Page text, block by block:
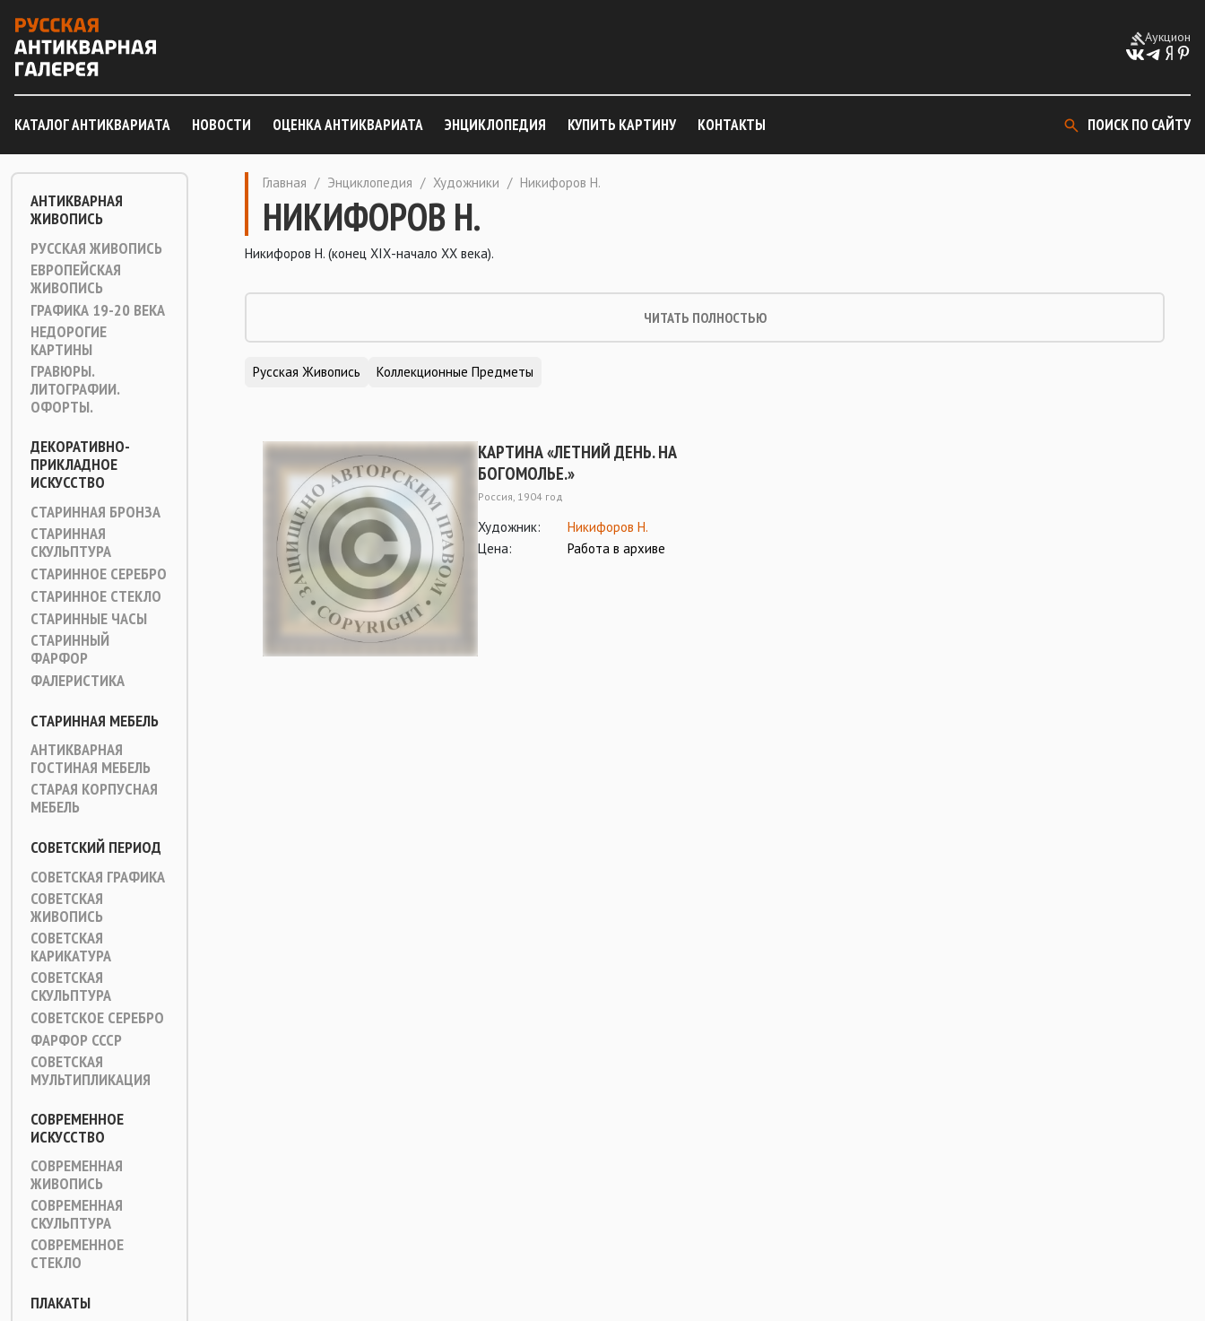
Аукцион
КАТАЛОГ АНТИКВАРИАТА НОВОСТИ ОЦЕНКА АНТИКВАРИАТА ЭНЦИКЛОПЕДИЯ КУПИТЬ КАРТИНУ КОНТАКТЫ ПОИСК ПО САЙТУ
АНТИКВАРНАЯ
ЖИВОПИСЬ
РУССКАЯ ЖИВОПИСЬ
ЕВРОПЕЙСКАЯ
ЖИВОПИСЬ
ГРАФИКА 19-20 ВЕКА
НЕДОРОГИЕ
КАРТИНЫ
ГРАВЮРЫ.
ЛИТОГРАФИИ.
ОФОРТЫ.
ДЕКОРАТИВНО-
ПРИКЛАДНОЕ
ИСКУССТВО
СТАРИННАЯ БРОНЗА
СТАРИННАЯ
СКУЛЬПТУРА
СТАРИННОЕ СЕРЕБРО
СТАРИННОЕ СТЕКЛО
СТАРИННЫЕ ЧАСЫ
СТАРИННЫЙ
ФАРФОР
ФАЛЕРИСТИКА
СТАРИННАЯ МЕБЕЛЬ
АНТИКВАРНАЯ
ГОСТИНАЯ МЕБЕЛЬ
СТАРАЯ КОРПУСНАЯ
МЕБЕЛЬ
СОВЕТСКИЙ ПЕРИОД
СОВЕТСКАЯ ГРАФИКА
СОВЕТСКАЯ
ЖИВОПИСЬ
СОВЕТСКАЯ
КАРИКАТУРА
СОВЕТСКАЯ
СКУЛЬПТУРА
СОВЕТСКОЕ СЕРЕБРО
ФАРФОР СССР
СОВЕТСКАЯ
МУЛЬТИПЛИКАЦИЯ
СОВРЕМЕННОЕ
ИСКУССТВО
СОВРЕМЕННАЯ
ЖИВОПИСЬ
СОВРЕМЕННАЯ
СКУЛЬПТУРА
СОВРЕМЕННОЕ
СТЕКЛО
ПЛАКАТЫ
Главная / Энциклопедия / Художники / Никифоров Н.
НИКИФОРОВ Н.
Никифоров Н. (конец ХIХ-начало ХХ века).
ЧИТАТЬ ПОЛНОСТЬЮ
Русская Живопись Коллекционные Предметы
КАРТИНА «ЛЕТНИЙ ДЕНЬ. НА
БОГОМОЛЬЕ.»
Россия, 1904 год
Художник:
Никифоров Н.
Цена:
Работа в архиве